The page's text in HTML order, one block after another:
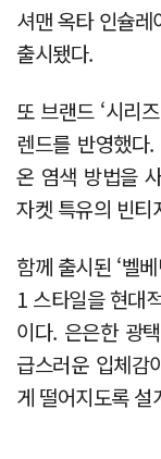
셔맨 옥타 인슐레
출시됐다.
또 브랜드 ‘시리
렌드를 반영했다
온 염색 방법을
자켓 특유의 빈티
함께 출시된 ‘벨
1 스타일을 현대
이다. 은은한 광
급스러운 입체감
게 떨어지도록 설